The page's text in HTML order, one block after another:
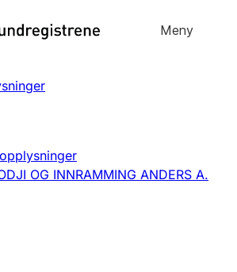
til
Meny
slette
slette
OG INNRAMMING ANDERS A.